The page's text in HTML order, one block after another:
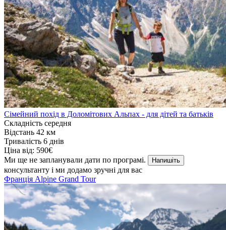
Сімейний похід в Доломітових Альпах - для дітей та батьків
Складність середня
Відстань 42 км
Тривалість 6 днів
Ціна від: 590€
Ми ще не запланували дати по програмі.
Напишіть
консультанту і ми додамо зручні для вас
Франція Alpine Grand Tour